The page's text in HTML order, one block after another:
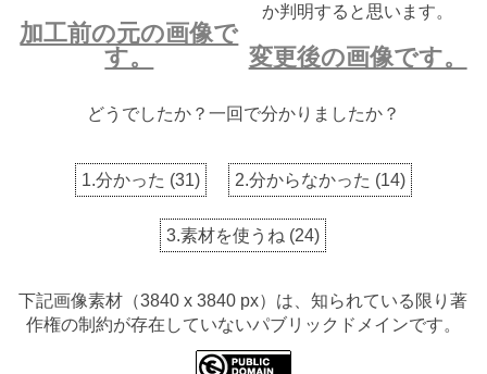
か判明すると思います。
加工前の元の画像で
す。
変更後の画像です。
どうでしたか？一回で分かりましたか？
1.分かった (31) 2.分からなかった (14)
3.素材を使うね (24)
下記画像素材（3840 x 3840 px）は、知られている限り著
作権の制約が存在していないパブリックドメインです。